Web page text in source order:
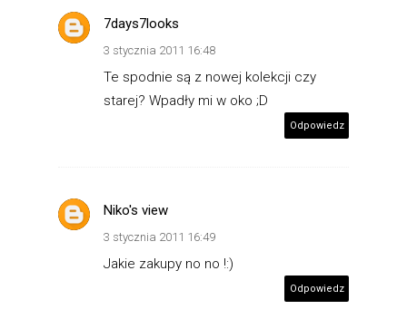
7days7looks
3 stycznia 2011 16:48
Te spodnie są z nowej kolekcji czy
starej? Wpadły mi w oko ;D
Odpowiedz
Niko's view
3 stycznia 2011 16:49
Jakie zakupy no no !:)
Odpowiedz